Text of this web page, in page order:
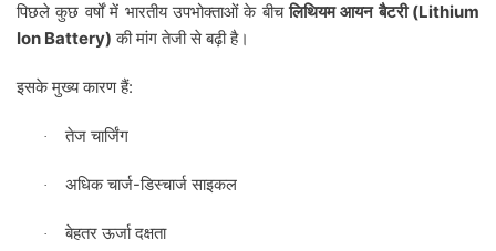
पिछले कुछ वर्षों में भारतीय उपभोक्ताओं के बीच लिथियम आयन बैटरी(Lithium
Ion Battery) की मांग तेजी से बढ़ी है।
इसके मुख्य कारण हैं:
· तेज चार्जिंग
· अधिक चार्ज-डिस्चार्ज साइकल
· बेहतर ऊर्जा दक्षता